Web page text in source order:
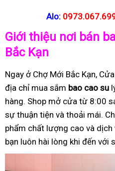
Alo:
Giới thiệu nơi bán
Bắc Kạn
Ngay ở Chợ Mới Bắc Kạn,
địa chỉ mua sắm bao cao su
hàng. Shop mở cửa từ 8:00
sự thuận tiện và thoải mái.
phẩm chất lượng cao và
bạn luôn hài lòng khi đến với